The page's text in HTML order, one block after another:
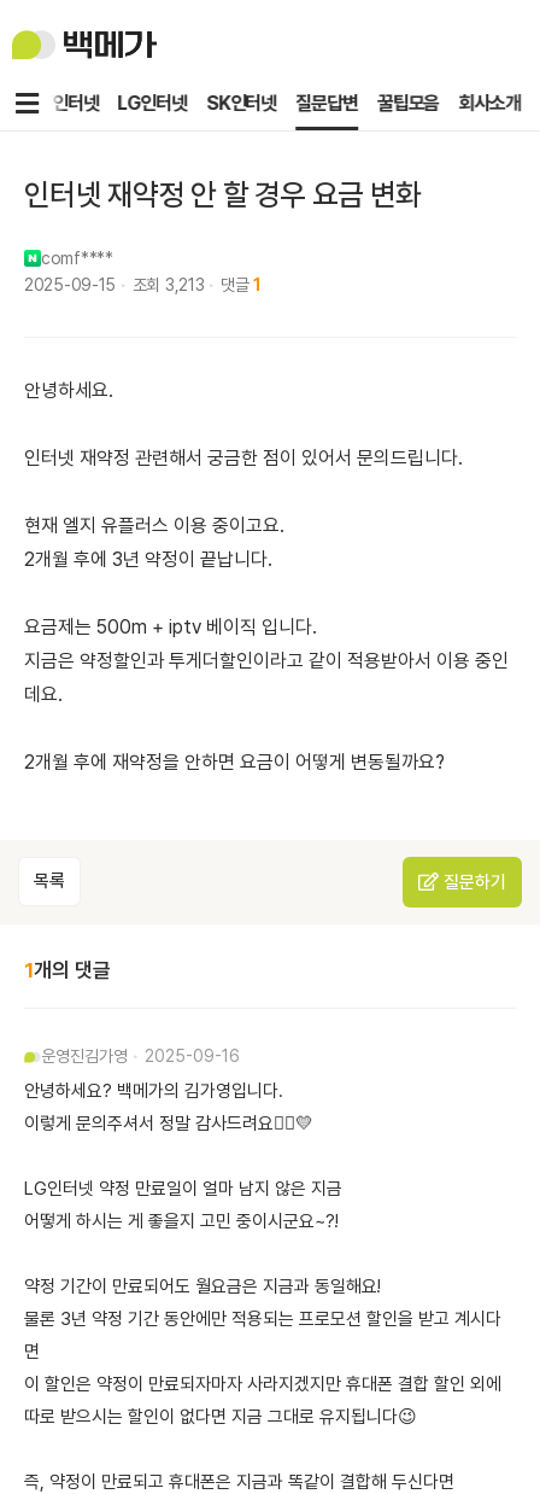
백
메
KT인터넷 LG인터넷 SK인터넷 질문답변 꿀팁모음 회사소개
메
인터넷 재약정 안 할 경우 요금 변화
comf****
2025-09-15
조회 3,213 댓글 1
안녕하세요.
인터넷 재약정 관련해서 궁금한 점이 있어서 문의드립니다.
현재 엘지 유플러스 이용 중이고요.
2개월 후에 3년 약정이 끝납니다.
요금제는 500m + iptv 베이직 입니다.
지금은 약정할인과 투게더할인이라고 같이 적용받아서 이용 중인
데요.
2개월 후에 재약정을 안하면 요금이 어떻게 변동될까요?
목록 질문하기
1개의 댓글
운영진김가영 2025-09-16
안녕하세요? 백메가의 김가영입니다.
이렇게 문의주셔서 정말 감사드려요🙇‍♀️💛
LG인터넷 약정 만료일이 얼마 남지 않은 지금
어떻게 하시는 게 좋을지 고민 중이시군요~?!
약정 기간이 만료되어도 월요금은 지금과 동일해요!
물론 3년 약정 기간 동안에만 적용되는 프로모션 할인을 받고 계시다
면
이 할인은 약정이 만료되자마자 사라지겠지만 휴대폰 결합 할인 외에
따로 받으시는 할인이 없다면 지금 그대로 유지됩니다😉
즉, 약정이 만료되고 휴대폰은 지금과 똑같이 결합해 두신다면